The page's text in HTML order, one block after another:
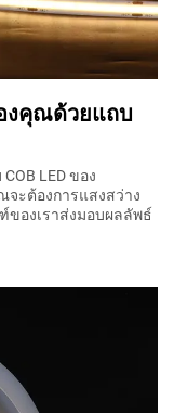
งคุณด้วยแถบ
LED ของ
จะต้องการแสงสว่าง
ของเราส่งมอบผลลัพธ์